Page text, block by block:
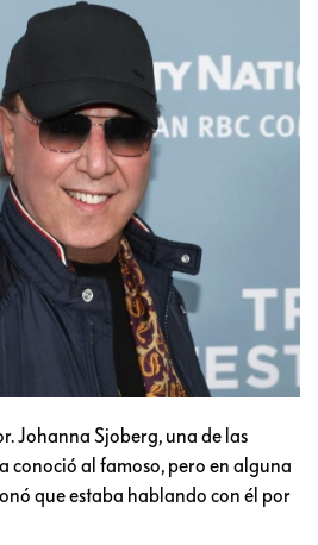
Johanna Sjoberg, una de las
conoció al famoso, pero en alguna
que estaba hablando con él por